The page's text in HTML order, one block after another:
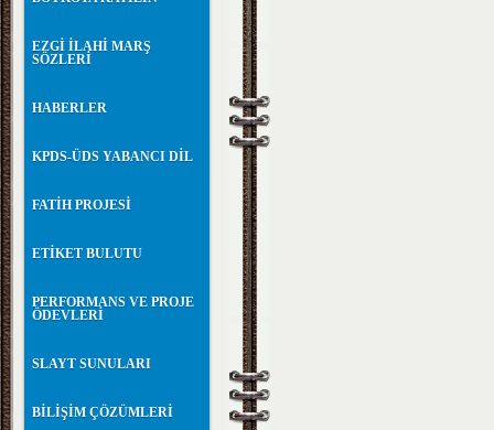
EZGİ İLAHİ MARŞ
SÖZLERİ
HABERLER
KPDS-ÜDS YABANCI DİL
FATİH PROJESİ
ETİKET BULUTU
PERFORMANS VE PROJE
ÖDEVLERİ
SLAYT SUNULARI
BİLİŞİM ÇÖZÜMLERİ